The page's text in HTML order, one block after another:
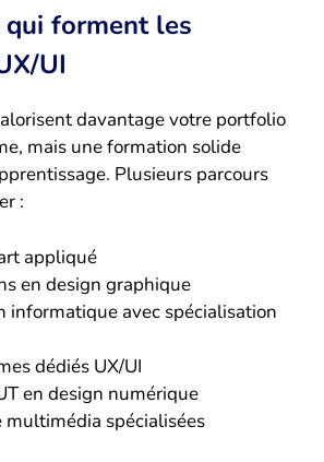
qui forment les
UI
davantage votre portfolio
mais une formation solide
Plusieurs parcours
:
appliqué
en design graphique
informatique avec spécialisation
dédiés UX/UI
en design numérique
multimédia spécialisées